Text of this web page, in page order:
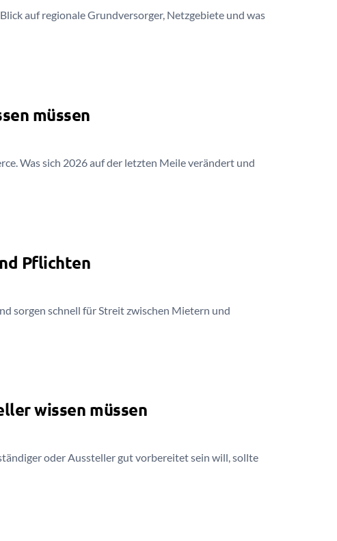
auf regionale Grundversorger, Netzgebiete und was
müssen
Was sich 2026 auf der letzten Meile verändert und
Pflichten
sorgen schnell für Streit zwischen Mietern und
wissen müssen
oder Aussteller gut vorbereitet sein will, sollte